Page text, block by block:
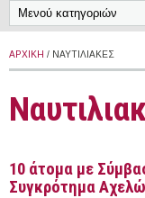
ΑΡΧΙΚΉ / ΝΑΥΤΙΛΙΑΚΈΣ
10 άτομα με
Συγκρότημα